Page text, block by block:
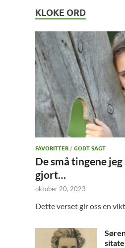
KLOKE ORD
FAVORITTER /GODT SAGT
De små tingene
gjort…
oktober 20, 2023
Dette verset gir oss en